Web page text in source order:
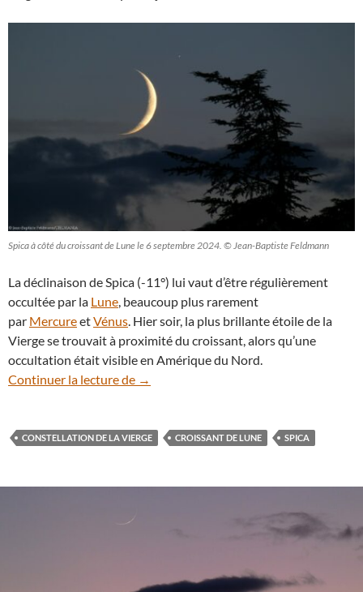
Spica à côté du croissant de Lune le 6 septembre 2024. © Jean-Baptiste Feldmann
La déclinaison de Spica (-11°) lui vaut d’être régulièrement
occultée par la Lune , beaucoup plus rarement
par MercureetVénus . Hier soir, la plus brillante étoile de la
Vierge se trouvait à proximité du croissant, alors qu’une
occultation était visible en Amérique du Nord.
Continuer la lecture de
Spica frôle le jeune croissant de Lune
→
CONSTELLATION DE LA VIERGE CROISSANT DE LUNE SPICA